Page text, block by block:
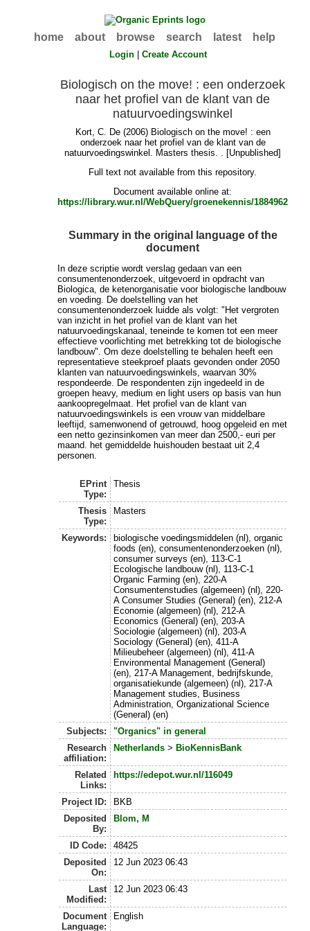
home about browse search latest help
Login |Create Account
Biologisch on the move! : een onderzoek
naar het profiel van de klant van de
natuurvoedingswinkel
Kort, C. De(2006) Biologisch on the move! : een
onderzoek naar het profiel van de klant van de
natuurvoedingswinkel. Masters thesis. . [Unpublished]
Full text not available from this repository.
Document available online at:
https://library.wur.nl/WebQuery/groenekennis/1884962
Summary in the original language of the
document
In deze scriptie wordt verslag gedaan van een
consumentenonderzoek, uitgevoerd in opdracht van
Biologica, de ketenorganisatie voor biologische landbouw
en voeding. De doelstelling van het
consumentenonderzoek luidde als volgt: "Het vergroten
van inzicht in het profiel van de klant van het
natuurvoedingskanaal, teneinde te komen tot een meer
effectieve voorlichting met betrekking tot de biologische
landbouw". Om deze doelstelling te behalen heeft een
representatieve steekproef plaats gevonden onder 2050
klanten van natuurvoedingswinkels, waarvan 30%
respondeerde. De respondenten zijn ingedeeld in de
groepen heavy, medium en light users op basis van hun
aankoopregelmaat. Het profiel van de klant van
natuurvoedingswinkels is een vrouw van middelbare
leeftijd, samenwonend of getrouwd, hoog opgeleid en met
een netto gezinsinkomen van meer dan 2500,- euri per
maand. het gemiddelde huishouden bestaat uit 2,4
personen.
EPrint
Type:
Thesis
Thesis
Type:
Masters
Keywords:
biologische voedingsmiddelen (nl), organic
foods (en), consumentenonderzoeken (nl),
consumer surveys (en), 113-C-1
Ecologische landbouw (nl), 113-C-1
Organic Farming (en), 220-A
Consumentenstudies (algemeen) (nl), 220-
A Consumer Studies (General) (en), 212-A
Economie (algemeen) (nl), 212-A
Economics (General) (en), 203-A
Sociologie (algemeen) (nl), 203-A
Sociology (General) (en), 411-A
Milieubeheer (algemeen) (nl), 411-A
Environmental Management (General)
(en), 217-A Management, bedrijfskunde,
organisatiekunde (algemeen) (nl), 217-A
Management studies, Business
Administration, Organizational Science
(General) (en)
Subjects:
"Organics" in general
Research
affiliation:
Netherlands> BioKennisBank
Related
Links:
https://edepot.wur.nl/116049
Project ID:
BKB
Deposited
By:
Blom, M
ID Code:
48425
Deposited
On:
12 Jun 2023 06:43
Last
Modified:
12 Jun 2023 06:43
Document
Language:
English